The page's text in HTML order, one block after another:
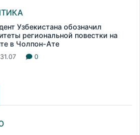
Узбекистана обозначил
региональной повестки на
в Чолпон-Ате
0